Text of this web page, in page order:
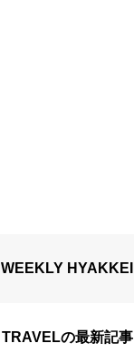
WEEKLY HYAKKEI
TRAVELの最新記事